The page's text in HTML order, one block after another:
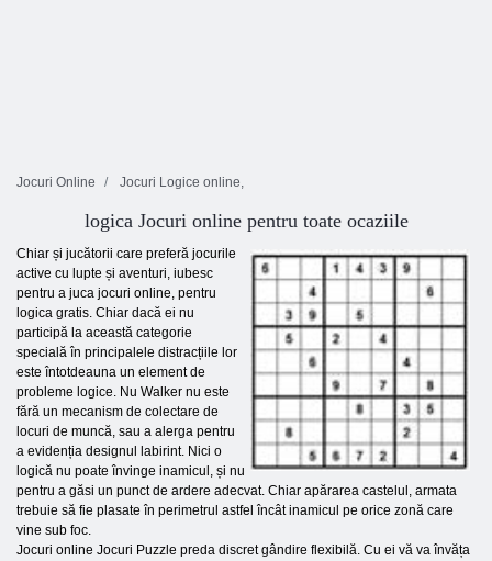
Jocuri Online Jocuri Logice online,
logica Jocuri online pentru toate ocaziile
Chiar și jucătorii care preferă jocurile
active cu lupte și aventuri, iubesc
pentru a juca jocuri online, pentru
logica gratis. Chiar dacă ei nu
participă la această categorie
specială în principalele distracțiile lor
este întotdeauna un element de
probleme logice. Nu Walker nu este
fără un mecanism de colectare de
locuri de muncă, sau a alerga pentru
a evidenția designul labirint. Nici o
logică nu poate învinge inamicul, și nu
pentru a găsi un punct de ardere adecvat. Chiar apărarea castelul, armata
trebuie să fie plasate în perimetrul astfel încât inamicul pe orice zonă care
vine sub foc.
Jocuri online Jocuri Puzzle preda discret gândire flexibilă. Cu ei vă va învăța